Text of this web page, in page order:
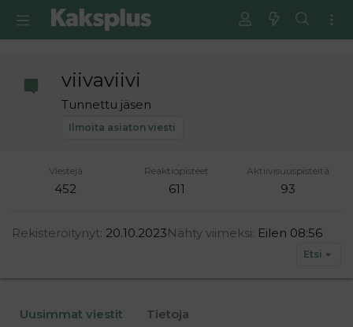
Ilmoita asiaton viesti
viivaviivi
Tunnettu jäsen
Viestejä
452
Reaktiopisteet
611
Aktiivisuuspisteitä
93
Rekisteröitynyt 20.10.2023Nähty viimeksi Eilen 08:56
Etsi
Uusimmat viestit Tietoja